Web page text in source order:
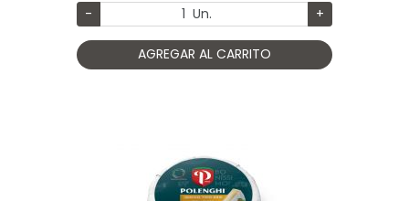
- Un. +
AGREGAR AL CARRITO